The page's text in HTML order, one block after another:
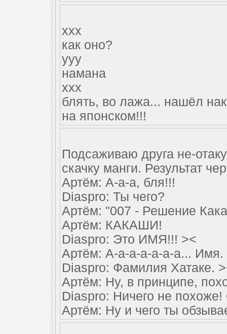
xxx
как оно?
yyy
намана
xxx
блять, во лажа... нашёл
на японском!!!
Подсаживаю друга не-
скачку манги. Результат
Артём: А-а-а, бля!!!
Diaspro: Ты чего?
Артём: "007 - Решение
Артём: КАКАШИ!
Diaspro: Это ИМЯ!!! ><
Артём: А-а-а-а-а-а-а...
Diaspro: Фамилия Хатаке.
Артём: Ну, в принципе,
Diaspro: Ничего не похоже!
Артём: Ну и чего ты